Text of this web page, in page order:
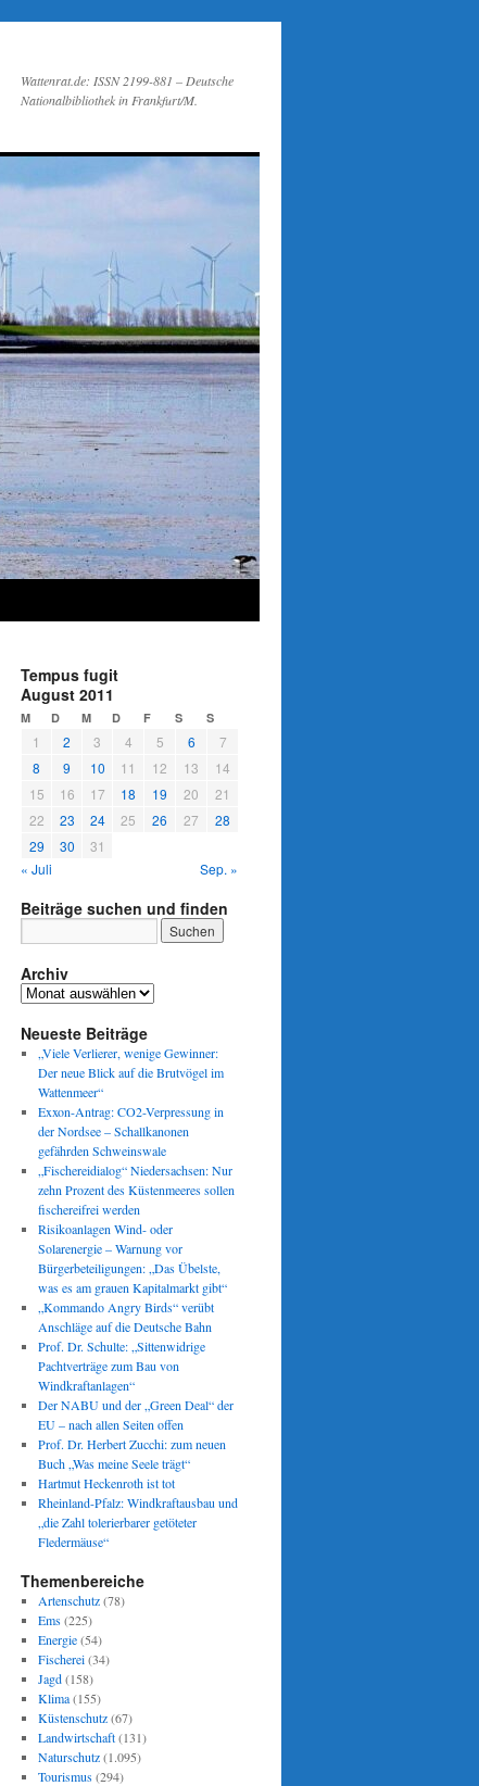
Wattenrat.de: ISSN 2199-881 – Deutsche
Nationalbibliothek in Frankfurt/M.
Tempus fugit
August 2011
M D M D F S S
1 2 3 4 5 6
7
8
9 10 11 12 13
14
15
16 17 18 19 20
21
22
23 24 25 26 27
28
29
30
31
« Juli
Sep. »
Beiträge suchen und finden
Archiv
Archiv
Neueste Beiträge
„Viele Verlierer, wenige Gewinner:
Der neue Blick auf die Brutvögel im
Wattenmeer“
Exxon-Antrag: CO2-Verpressung in
der Nordsee – Schallkanonen
gefährden Schweinswale
„Fischereidialog“ Niedersachsen: Nur
zehn Prozent des Küstenmeeres sollen
fischereifrei werden
Risikoanlagen Wind- oder
Solarenergie – Warnung vor
Bürgerbeteiligungen: „Das Übelste,
was es am grauen Kapitalmarkt gibt“
„Kommando Angry Birds“ verübt
Anschläge auf die Deutsche Bahn
Prof. Dr. Schulte: „Sittenwidrige
Pachtverträge zum Bau von
Windkraftanlagen“
Der NABU und der „Green Deal“ der
EU – nach allen Seiten offen
Prof. Dr. Herbert Zucchi: zum neuen
Buch „Was meine Seele trägt“
Hartmut Heckenroth ist tot
Rheinland-Pfalz: Windkraftausbau und
„die Zahl tolerierbarer getöteter
Fledermäuse“
Themenbereiche
Artenschutz(78)
Ems(225)
Energie(54)
Fischerei(34)
Jagd(158)
Klima(155)
Küstenschutz(67)
Landwirtschaft(131)
Naturschutz(1.095)
Tourismus(294)